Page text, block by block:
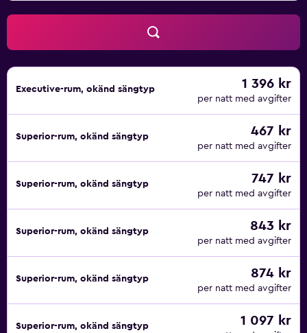
Uppbäddningsservice erbjuds varje kväll och städning
sker dagligen. Fritidsaktiviteterna nedan finns antingen
tillgängliga på plats eller i närheten. Avgifter kan
tillkomma.
Executive-rum, okänd sängtyp 1 396 kr
per natt med avgifter
Superior-rum, okänd sängtyp 467 kr
per natt med avgifter
Superior-rum, okänd sängtyp 747 kr
per natt med avgifter
Superior-rum, okänd sängtyp 843 kr
per natt med avgifter
Superior-rum, okänd sängtyp 874 kr
per natt med avgifter
Superior-rum, okänd sängtyp 1 097 kr